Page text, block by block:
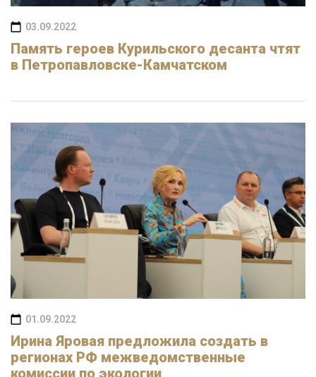
03.09.2022
Память героев Курильского десанта чтят
в Петропавловске-Камчатском
01.09.2022
Ирина Яровая предложила создать в
регионах РФ межведомственные
комиссии по экологии